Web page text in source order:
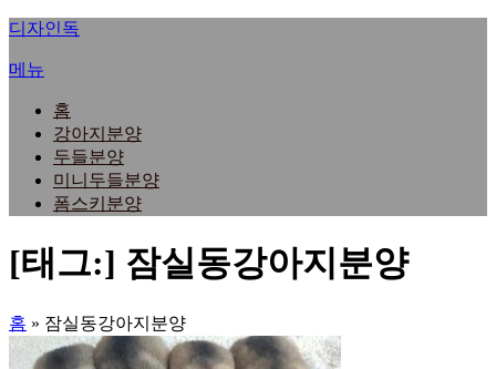
내
으
디자인독
메뉴
홈
강아지분양
두들분양
미니두들분양
폼스키분양
[태그:] 잠실동강아지분양
홈 » 잠실동강아지분양